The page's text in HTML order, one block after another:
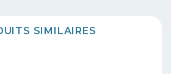
SIMILAIRES